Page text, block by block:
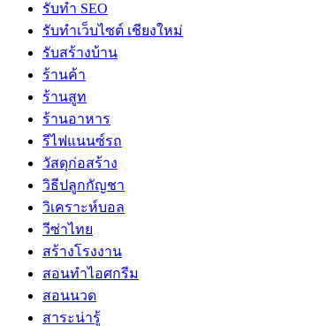
รับทำ SEO
รับทำเว็บไซต์ เชียงใหม่
รับสร้างบ้าน
ร้านค้า
ร้านสูท
ร้านอาหาร
รีไฟแนนซ์รถ
วัสดุก่อสร้าง
วิธีปลูกกัญชา
วิเคราะห์บอล
วีซ่าไทย
สร้างโรงงาน
สอนทำไอศกรีม
สอนนวด
สาระน่ารู้